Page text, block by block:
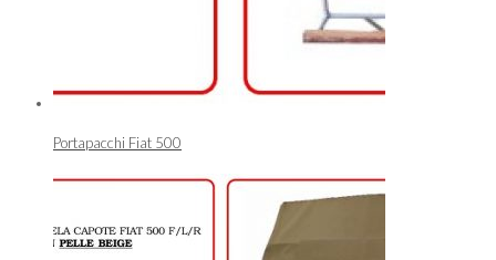
Portapacchi Fiat 500